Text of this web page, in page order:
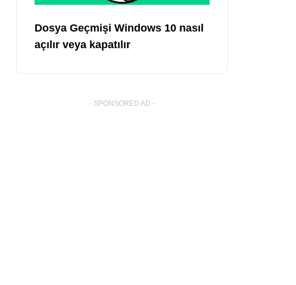
Dosya Geçmişi Windows 10 nasıl
açılır veya kapatılır
- SPONSORED AD -